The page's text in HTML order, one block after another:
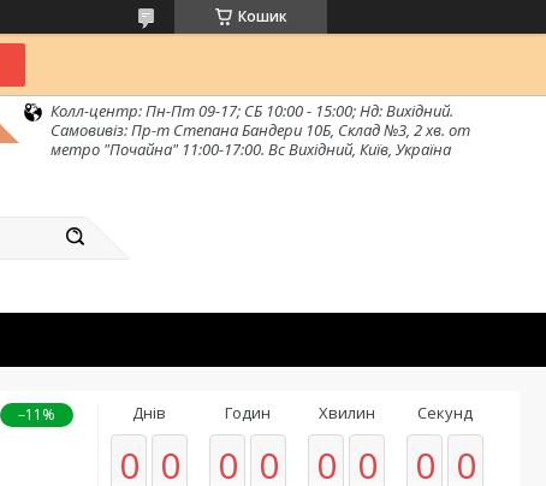
Кошик
Колл-центр: Пн-Пт 09-17; СБ 10:00 - 15:00; Нд: Вихідний.
Самовивіз: Пр-т Степана Бандери 10Б, Склад №3, 2 хв. от
метро "Почайна" 11:00-17:00. Вс Вихідний, Київ, Україна
–11% Днів
0 0
Годин
0 0
Хвилин
0 0
Секунд
0 0